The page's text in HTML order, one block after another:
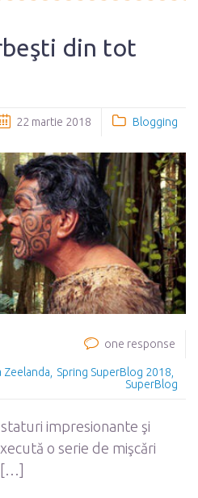
din tot
22 martie 2018 Blogging
one response
Zeelanda
Spring SuperBlog 2018
SuperBlog
impresionante şi
o serie de mişcări